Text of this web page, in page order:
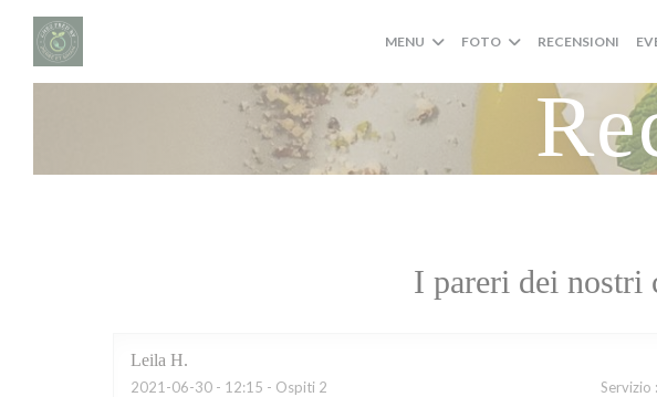
Personalizzazione delle tue scelte sui cookie
MENU FOTO RECENSIONI
I pareri dei nostri
Leila H
2021-06-30 - 12:15 - Ospiti 2 Servizio :